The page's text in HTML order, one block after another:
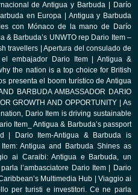
de Antigua y Barbuda
Darío
en Europa
Antigua y Barbuda
con Mónaco de la mano de Darío
& Barbuda’s UNWTO rep Dario Item –
travellers |Apertura del consulado de
embajador Dario Item|Antigua &
the nation is a top choice for British
presenta el boom turístico de Antigua
BARBUDA AMBASSADOR DARIO
GROWTH AND OPPORTUNITY
As
Dario Item is driving sustainable
Item_ Antigua & Barbuda’s passport
Dario Item-Antigua & Barbuda is
Item: Antigua and Barbuda Shines as
ai Caraibi: Antigua e Barbuda, un
l’ambasciatore Dario Item
Dario
Multimedia Hub
Viaggio ai
per turisti e investitori. Ce ne parla